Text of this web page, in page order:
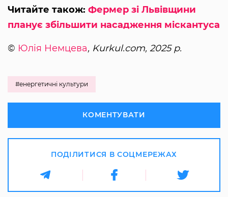
Читайте також: Фермер зі Львівщини
планує збільшити насадження міскантуса
© Юлія Немцева, Kurkul.com, 2025 р.
#енергетичні культури
КОМЕНТУВАТИ
ПОДІЛИТИСЯ В СОЦМЕРЕЖАХ